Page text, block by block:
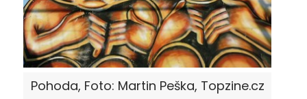
Pohoda, Foto: Martin Peška, Topzine.cz